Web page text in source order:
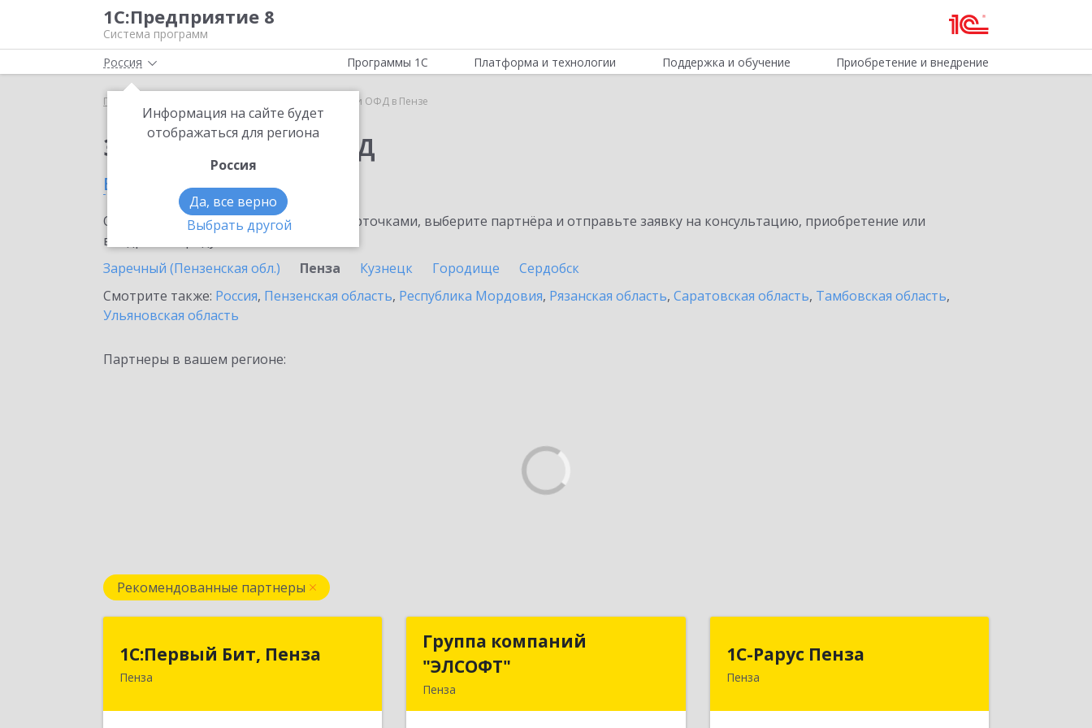
1С:Предприятие 8
Система программ
Россия
Информация на сайте будет
отображаться для региона
Россия
Да, все верно
Выбрать другой
Программы 1С Платформа и технологии Поддержка и обучение Приобретение и внедрение
Главная 1С-Чеки ОФД в Пензе
Заказать 1С-Чеки ОФД
в Пензе
Ознакомьтесь с информационными карточками, выберите партнёра и отправьте заявку на консультацию, приобретение или
внедрение продукта.
Заречный (Пензенская обл.)
Пенза Кузнецк Городище
Сердобск
Смотрите также: Россия, Пензенская область, Республика Мордовия, Рязанская область, Саратовская область, Тамбовская область,
Ульяновская область
Партнеры в вашем регионе:
Рекомендованные партнеры
1С:Первый Бит, Пенза
Пенза
1С:Первый Бит, Пенза
Группа компаний
"ЭЛСОФТ"
Пенза
Группа компаний
1С-Рарус Пенза
Пенза